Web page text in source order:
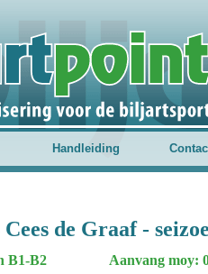
Handleiding
de Graaf -
B1-B2 Aanvang moy: